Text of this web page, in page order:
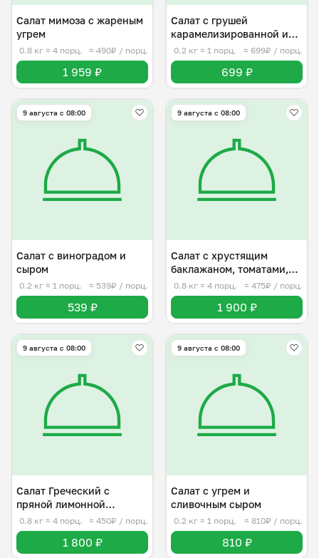
Салат мимоза с жареным
угрем
0.8 кг ≈ 4 порц. ≈ 490₽ / порц.
1 959 ₽
Салат с грушей
карамелизированной и
сыром
0.2 кг ≈ 1 порц. ≈ 699₽ / порц.
699 ₽
9 августа с 08:00
Салат с виноградом и
сыром
0.2 кг ≈ 1 порц. ≈ 539₽ / порц.
539 ₽
9 августа с 08:00
Салат с хрустящим
баклажаном, томатами,
сыром фета
0.8 кг ≈ 4 порц. ≈ 475₽ / порц.
1 900 ₽
9 августа с 08:00
Салат Греческий с
пряной лимонной
заправкой
0.8 кг ≈ 4 порц. ≈ 450₽ / порц.
1 800 ₽
9 августа с 08:00
Салат с угрем и
сливочным сыром
0.2 кг ≈ 1 порц. ≈ 810₽ / порц.
810 ₽